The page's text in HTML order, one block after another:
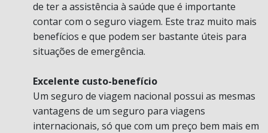
de ter a assistência à saúde que é importante
contar com o seguro viagem. Este traz muito mais
benefícios e que podem ser bastante úteis para
situações de emergência.
Excelente custo-benefício
Um seguro de viagem nacional possui as mesmas
vantagens de um seguro para viagens
internacionais, só que com um preço bem mais em